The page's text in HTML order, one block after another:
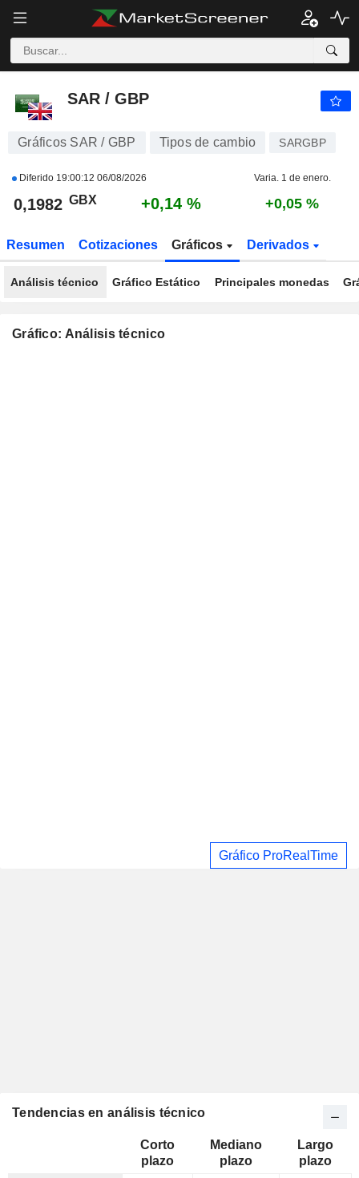
SAR / GBP
SAR / GBP
Gráficos SAR / GBP Tipos de cambio SARGBP
Diferido 19:00:12 06/08/2026 Varia. 1 de enero.
0,1982 GBX +0,14 % +0,05 %
Resumen Cotizaciones Gráficos Derivados
Análisis técnico Gráfico Estático Principales monedas
Gráfico: Análisis técnico
Gráfico ProRealTime
Tendencias en análisis técnico
Corto
plazo
Mediano
plazo
Largo
plazo